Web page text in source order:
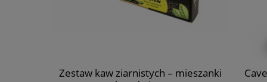
Zestaw kaw ziarnistych – mieszanki